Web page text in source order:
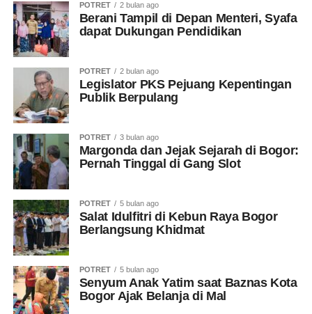
POTRET 2 bulan ago
Berani Tampil di Depan Menteri, Syafa
dapat Dukungan Pendidikan
POTRET 2 bulan ago
Legislator PKS Pejuang Kepentingan
Publik Berpulang
POTRET 3 bulan ago
Margonda dan Jejak Sejarah di Bogor:
Pernah Tinggal di Gang Slot
POTRET 5 bulan ago
Salat Idulfitri di Kebun Raya Bogor
Berlangsung Khidmat
POTRET 5 bulan ago
Senyum Anak Yatim saat Baznas Kota
Bogor Ajak Belanja di Mal